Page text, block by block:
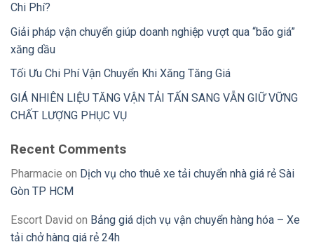
Chi Phí?
Giải pháp vận chuyển giúp doanh nghiệp vượt qua “bão giá”
xăng dầu
Tối Ưu Chi Phí Vận Chuyển Khi Xăng Tăng Giá
GIÁ NHIÊN LIỆU TĂNG VẬN TẢI TẤN SANG VẪN GIỮ VỮNG
CHẤT LƯỢNG PHỤC VỤ
Recent Comments
Pharmacie on Dịch vụ cho thuê xe tải chuyển nhà giá rẻ Sài
Gòn TP HCM
Escort David on Bảng giá dịch vụ vận chuyển hàng hóa – Xe
tải chở hàng giá rẻ 24h